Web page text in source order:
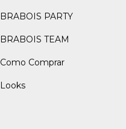
BRABOIS PARTY
BRABOIS TEAM
Como Comprar
Looks